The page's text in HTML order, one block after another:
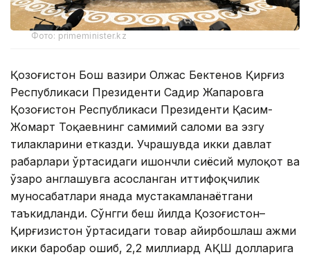
Фото: primeminister.kz
Қозоғистон Бош вазири Олжас Бектенов Қирғиз
Республикаси Президенти Садир Жапаровга
Қозоғистон Республикаси Президенти Қасим-
Жомарт Тоқаевнинг самимий саломи ва эзгу
тилакларини етказди. Учрашувда икки давлат
раҳбарлари ўртасидаги ишончли сиёсий мулоқот ва
ўзаро англашувга асосланган иттифоқчилик
муносабатлари янада мустаҳкамланаётгани
таъкидланди. Сўнгги беш йилда Қозоғистон–
Қирғизистон ўртасидаги товар айирбошлаш ҳажми
икки баробар ошиб, 2,2 миллиард АҚШ долларига